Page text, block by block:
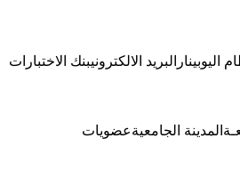
اليوبينار البريد الالكترونيبنك الاختبارات
المدينة الجامعيةعضويات